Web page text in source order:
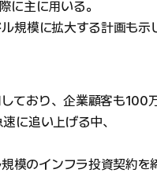
に主に用いる。
規模に拡大する計画も示
ており、企業顧客も100
に追い上げる中、
のインフラ投資契約を